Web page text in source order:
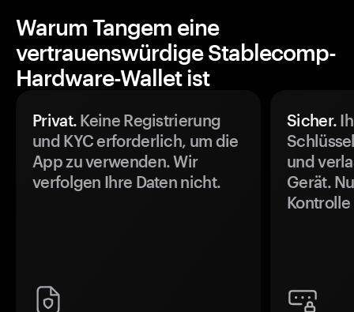
Warum Tangem eine
vertrauenswürdige Stablecomp-
Hardware-Wallet ist
Privat. Keine Registrierung
und KYC erforderlich, um die
App zu verwenden. Wir
verfolgen Ihre Daten nicht.
Sicher.
und
Gerät.